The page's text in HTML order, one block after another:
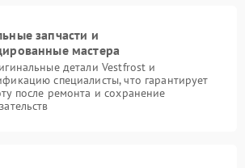
запчасти и
мастера
детали Vestfrost и
специалисты, что гарантирует
после ремонта и сохранение